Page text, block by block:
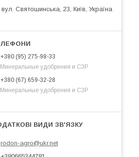
вул. Святошинська, 23, Київ, Україна
+380 (95) 275-98-33
Минеральные удобрения и СЗР
+380 (67) 659-32-28
Минеральные удобрения и СЗР
rodon-agro@ukr.net